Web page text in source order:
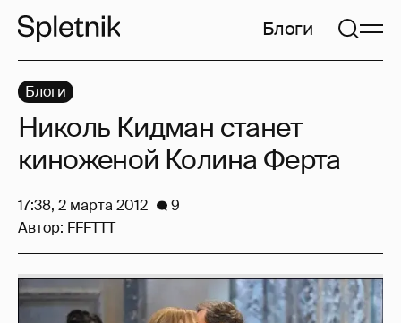
Блоги
Блоги
Николь Кидман станет
киноженой Колина Ферта
17:38, 2 марта 2012
9
Автор: FFFTTT